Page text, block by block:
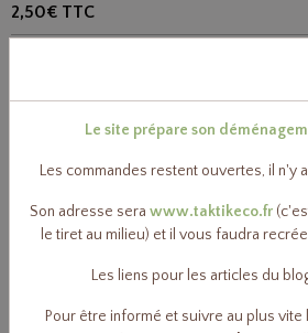
2,50€ TTC
TTC
10,20€TTC
Paillettes savon végétal bio - 1kg
Le site prépare son
Les commandes restent ouvertes, il n'y
Son adresse sera www.taktikeco.fr
le tiret au milieu) et il vous faudra
Les liens pour les articles du
Pour être informé et suivre au plus